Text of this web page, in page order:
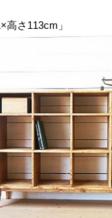
高さ113cm」